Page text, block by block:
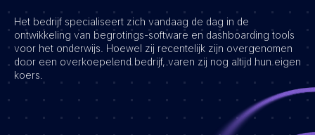
Werken bij Haystack People
Jobmarketing
Contact
Het bedrijf specialiseert zich vandaag de dag in de
ontwikkeling van begrotings-software en dashboarding tools
voor het onderwijs. Hoewel zij recentelijk zijn overgenomen
door een overkoepelend bedrijf, varen zij nog altijd hun eigen
koers.